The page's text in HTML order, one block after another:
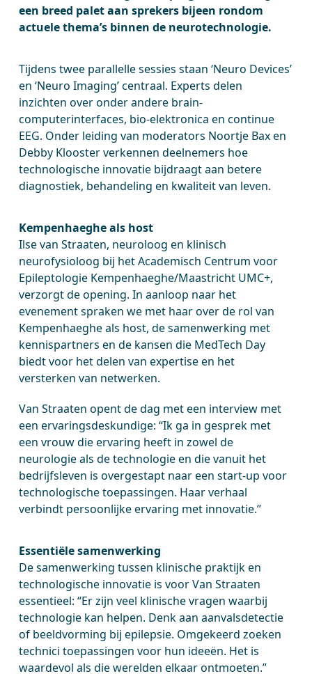
een breed palet aan sprekers bijeen rondom
actuele thema’s binnen de neurotechnologie.
Tijdens twee parallelle sessies staan ‘Neuro Devices’
en ‘Neuro Imaging’ centraal. Experts delen
inzichten over onder andere brain-
computerinterfaces, bio-elektronica en continue
EEG. Onder leiding van moderators Noortje Bax en
Debby Klooster verkennen deelnemers hoe
technologische innovatie bijdraagt aan betere
diagnostiek, behandeling en kwaliteit van leven.
Kempenhaeghe als host
Ilse van Straaten, neuroloog en klinisch
neurofysioloog bij het Academisch Centrum voor
Epileptologie Kempenhaeghe/Maastricht UMC+,
verzorgt de opening. In aanloop naar het
evenement spraken we met haar over de rol van
Kempenhaeghe als host, de samenwerking met
kennispartners en de kansen die MedTech Day
biedt voor het delen van expertise en het
versterken van netwerken.
Van Straaten opent de dag met een interview met
een ervaringsdeskundige: “Ik ga in gesprek met
een vrouw die ervaring heeft in zowel de
neurologie als de technologie en die vanuit het
bedrijfsleven is overgestapt naar een start-up voor
technologische toepassingen. Haar verhaal
verbindt persoonlijke ervaring met innovatie.”
Essentiële samenwerking
De samenwerking tussen klinische praktijk en
technologische innovatie is voor Van Straaten
essentieel: “Er zijn veel klinische vragen waarbij
technologie kan helpen. Denk aan aanvalsdetectie
of beeldvorming bij epilepsie. Omgekeerd zoeken
technici toepassingen voor hun ideeën. Het is
waardevol als die werelden elkaar ontmoeten.”